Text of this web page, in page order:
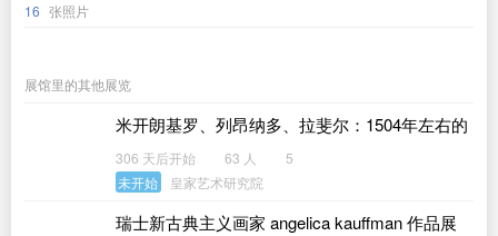
16 张照片
展馆里的其他展览
米开朗基罗、列昂纳多、拉斐尔：1504年左右的
佛罗伦萨
306 天后开始 63 人
5
未开始
皇家艺术研究院
瑞士新古典主义画家 angelica kauffman 作品展